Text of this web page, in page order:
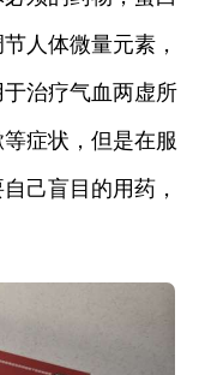
人体微量元素，
治疗气血两虚所
症状，但是在服
己盲目的用药，